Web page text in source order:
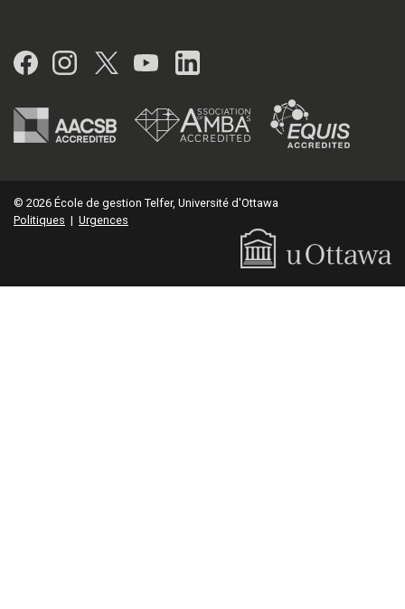
Facebook
Instagram
Twitter
YouTubeLinkedIn
© 2026 École de gestion Telfer, Université d'Ottawa
Politiques | Urgences